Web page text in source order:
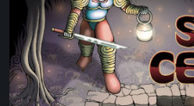
Recensione:
la
1.0
del